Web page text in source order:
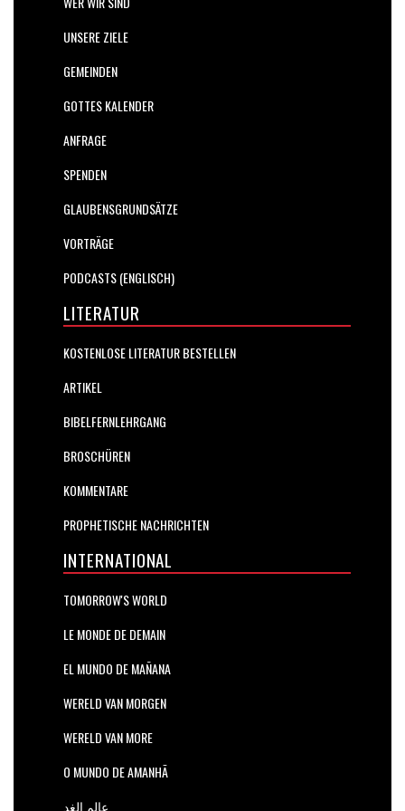
UNSERE ZIELE
GEMEINDEN
GOTTES KALENDER
ANFRAGE
SPENDEN
GLAUBENSGRUNDSÄTZE
VORTRÄGE
PODCASTS (ENGLISCH)
LITERATUR
KOSTENLOSE LITERATUR BESTELLEN
ARTIKEL
BIBELFERNLEHRGANG
BROSCHÜREN
KOMMENTARE
PROPHETISCHE NACHRICHTEN
INTERNATIONAL
TOMORROW'S WORLD
LE MONDE DE DEMAIN
EL MUNDO DE MAÑANA
WERELD VAN MORGEN
WERELD VAN MORE
O MUNDO DE AMANHÃ
عالم الغد